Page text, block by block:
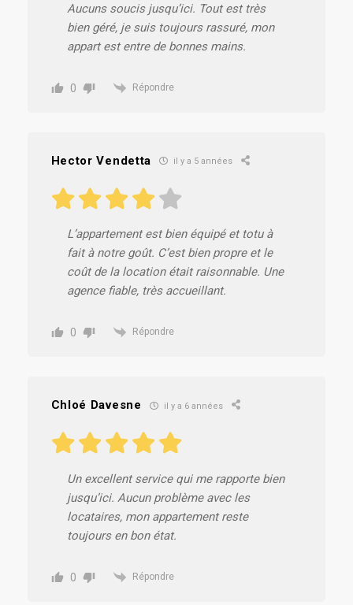
Aucuns soucis jusqu’ici. Tout est très
bien géré, je suis toujours rassuré, mon
appart est entre de bonnes mains.
0 Répondre
Hector Vendetta il y a 5 années
L’appartement est bien équipé et totu à
fait à notre goût. C’est bien propre et le
coût de la location était raisonnable. Une
agence fiable, très accueillant.
0 Répondre
Chloé Davesne il y a 6 années
Un excellent service qui me rapporte bien
jusqu’ici. Aucun problème avec les
locataires, mon appartement reste
toujours en bon état.
0 Répondre